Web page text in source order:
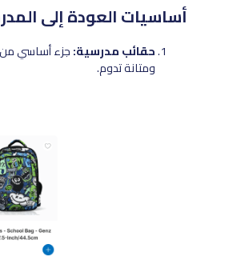
أساسيات العودة إلى
حقائب مدرسية:جزء أساسي من
ومتانة تدوم.